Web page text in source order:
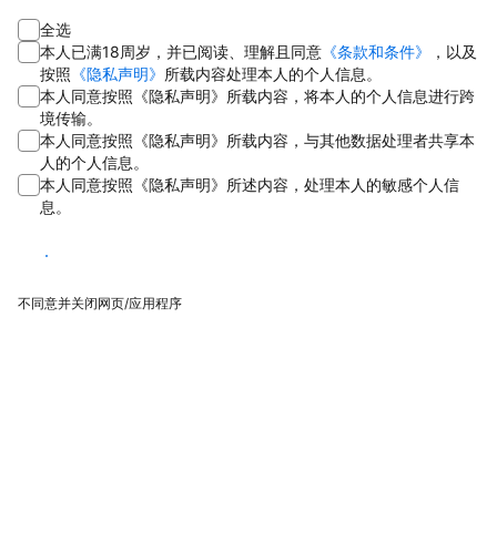
全选
本人已满18周岁，并已阅读、理解且同意 《条款和条件》
，以及
按照 《隐私声明》 所载内容处理本人的个人信息。
本人同意按照《隐私声明》所载内容，将本人的个人信息进行跨
境传输。
本人同意按照《隐私声明》所载内容，与其他数据处理者共享本
人的个人信息。
本人同意按照《隐私声明》所述内容，处理本人的敏感个人信
息。
同意
不同意并关闭网页/应用程序